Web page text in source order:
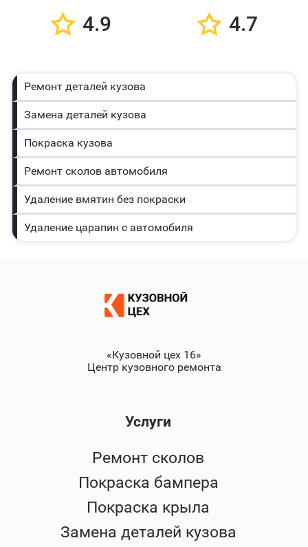
4.9 4.7
Ремонт деталей кузова
Замена деталей кузова
Покраска кузова
Ремонт сколов автомобиля
Удаление вмятин без покраски
Удаление царапин с автомобиля
«Кузовной цех 16»
Центр кузовного ремонта
Услуги
Ремонт сколов
Покраска бампера
Покраска крыла
Замена деталей кузова